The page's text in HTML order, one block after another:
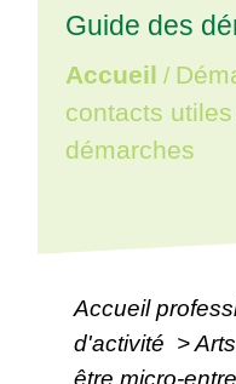
Guide des
Accueil /
contacts utiles
démarches
Accueil
d'activité >Arts
être micro-